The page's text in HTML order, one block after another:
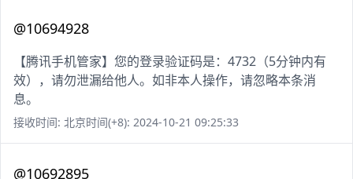
@10694928
【腾讯手机管家】您的登录验证码是：4732（5分钟内有
效），请勿泄漏给他人。如非本人操作，请忽略本条消
息。
接收时间: 北京时间(+8): 2024-10-21 09:25:33
@10692895